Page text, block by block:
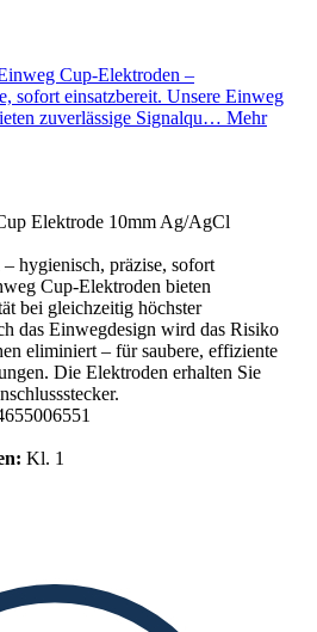
Cup-Elektroden –
sofort einsatzbereit. Unsere Einweg
zuverlässige Signalqu… Mehr
Elektrode 10mm Ag/AgCl
hygienisch, präzise, sofort
Cup-Elektroden bieten
bei gleichzeitig höchster
das Einwegdesign wird das Risiko
eliminiert – für saubere, effiziente
Die Elektroden erhalten Sie
Kl. 1